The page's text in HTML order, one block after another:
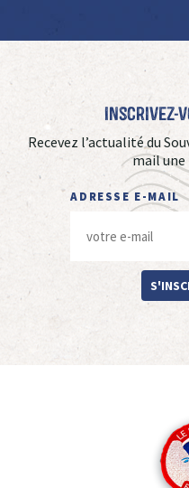
Inscrivez-
Recevez l’actualité du
mail une
ADRESSE E-MAIL